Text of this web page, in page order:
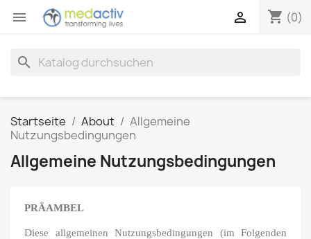
 shopping_cart (0)

search
Startseite About
Allgemeine
Nutzungsbedingungen
Allgemeine Nutzungsbedingungen
PRÄAMBEL
Diese allgemeinen Nutzungsbedingungen (im Folgenden